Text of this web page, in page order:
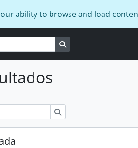
ability to browse and load